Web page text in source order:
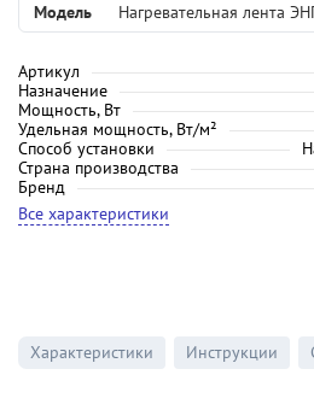
Модель Нагревательная лента ЭНГЛ-1-1,85/
Артикул
Назначение
Мощность, Вт
Удельная мощность, Вт/м²
Способ установки
Страна производства
Бренд
Все характеристики
Характеристики Инструкции